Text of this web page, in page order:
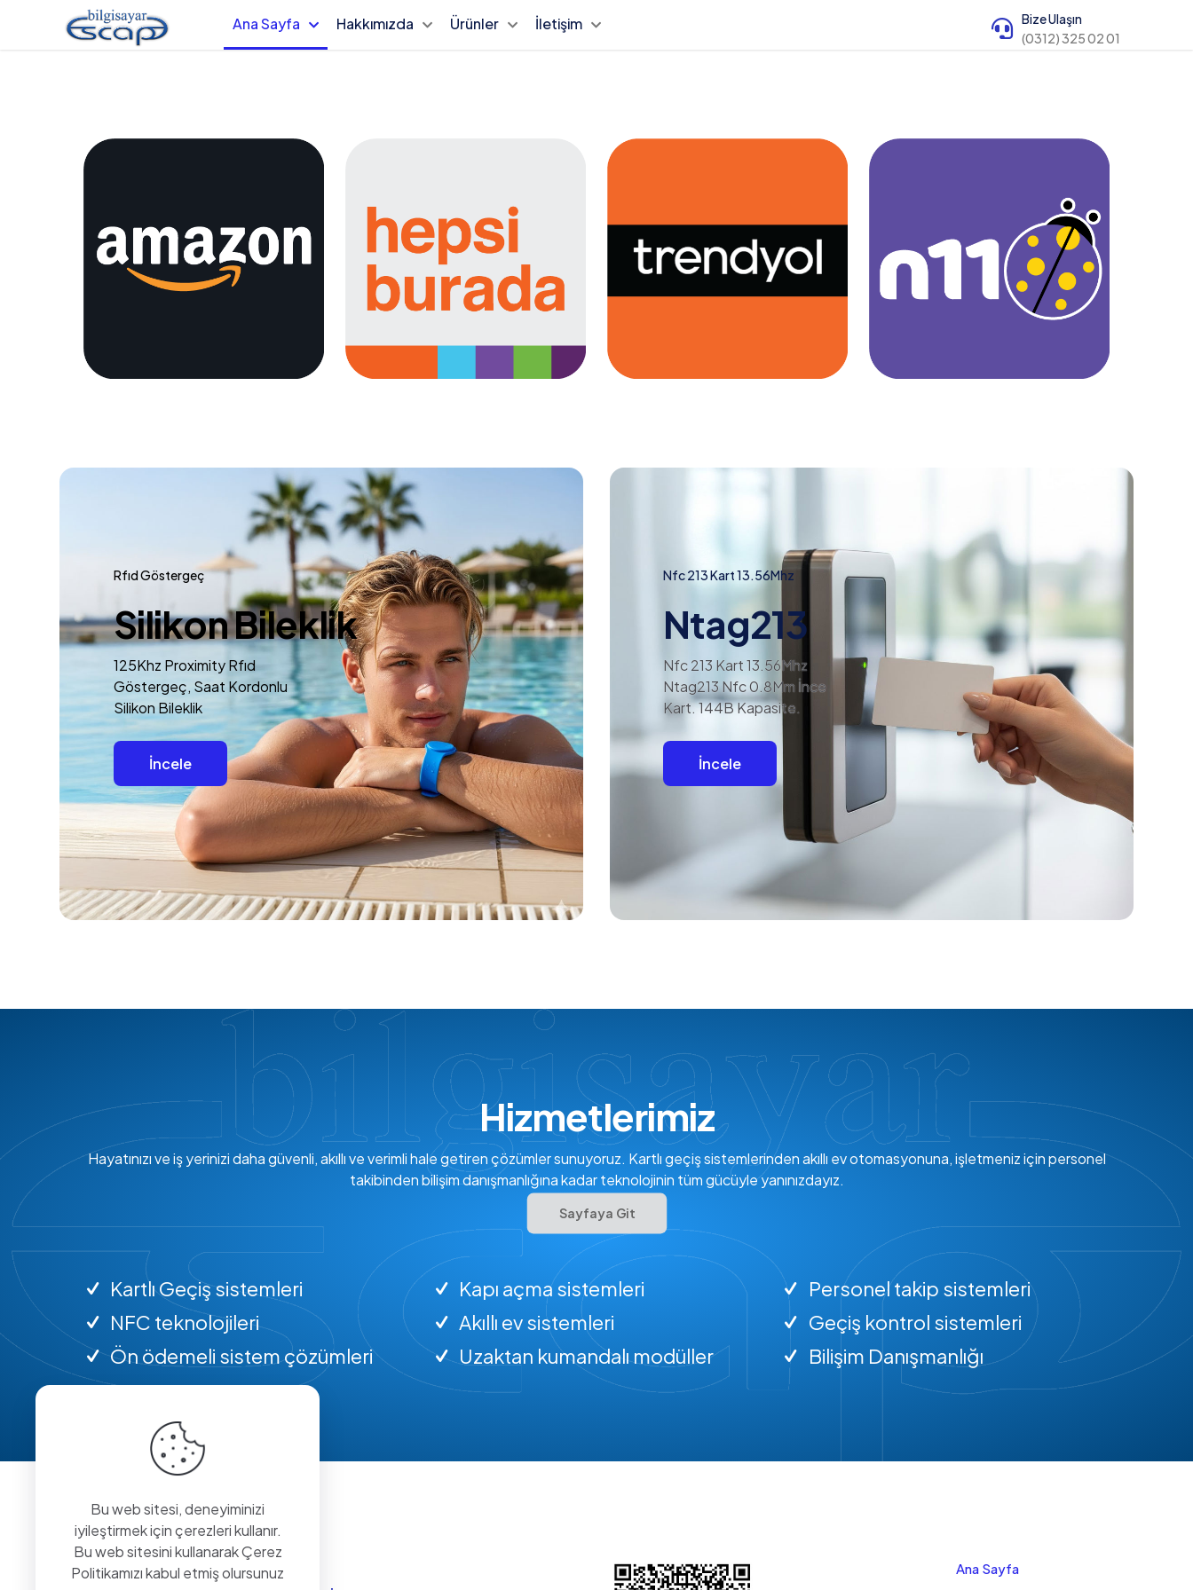
Ana Sayfa Hakkımızda Ürünler İletişim
Bize Ulaşın
(0312) 325 02 01
Rfıd Göstergeç
Silikon Bileklik
125Khz Proximity Rfıd
Göstergeç, Saat Kordonlu
Silikon Bileklik
İncele
Nfc 213 Kart 13.56Mhz
Ntag213
Nfc 213 Kart 13.56Mhz
Ntag213 Nfc 0.8Mm İnce
Kart. 144B Kapasite.
İncele
Hizmetlerimiz
Hayatınızı ve iş yerinizi daha güvenli, akıllı ve verimli hale getiren çözümler sunuyoruz. Kartlı geçiş sistemlerinden akıllı ev otomasyonuna, işletmeniz için personel
takibinden bilişim danışmanlığına kadar teknolojinin tüm gücüyle yanınızdayız.
Sayfaya Git
Kartlı Geçiş sistemleri
NFC teknolojileri
Ön ödemeli sistem çözümleri
Kapı açma sistemleri
Akıllı ev sistemleri
Uzaktan kumandalı modüller
Personel takip sistemleri
Geçiş kontrol sistemleri
Bilişim Danışmanlığı
Ana Sayfa
Bu web sitesi, deneyiminizi
iyileştirmek için çerezleri kullanır.
Bu web sitesini kullanarak Çerez
Politikamızı kabul etmiş olursunuz